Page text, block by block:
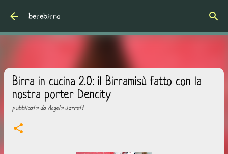
berebirra
Birra in cucina 2.0: il Birramisù fatto con la
nostra porter Dencity
pubblicato daAngelo Jarrett